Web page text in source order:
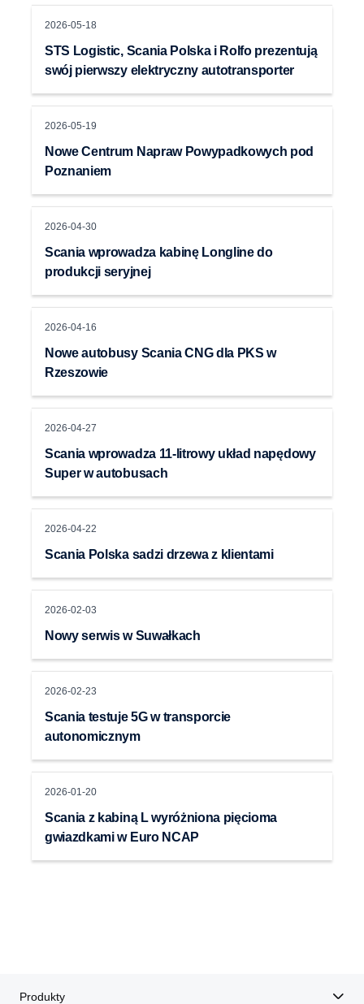
2026-05-18
STS Logistic, Scania Polska i Rolfo prezentują
swój pierwszy elektryczny autotransporter
2026-05-19
Nowe Centrum Napraw Powypadkowych pod
Poznaniem
2026-04-30
Scania wprowadza kabinę Longline do
produkcji seryjnej
2026-04-16
Nowe autobusy Scania CNG dla PKS w
Rzeszowie
2026-04-27
Scania wprowadza 11-litrowy układ napędowy
Super w autobusach
2026-04-22
Scania Polska sadzi drzewa z klientami
2026-02-03
Nowy serwis w Suwałkach
2026-02-23
Scania testuje 5G w transporcie
autonomicznym
2026-01-20
Scania z kabiną L wyróżniona pięcioma
gwiazdkami w Euro NCAP
Produkty